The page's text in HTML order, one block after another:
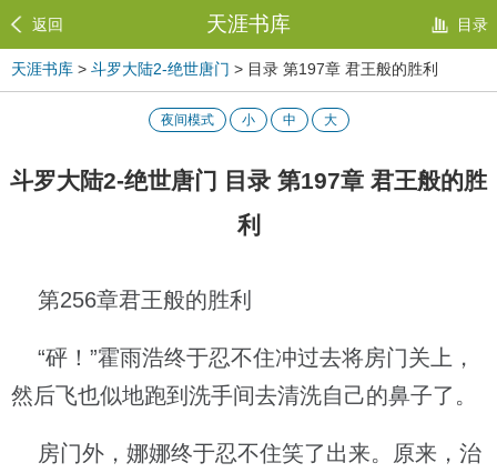
返回 天涯书库 目录
天涯书库 > 斗罗大陆2-绝世唐门 > 目录 第197章 君王般的胜利
夜间模式 小 中 大
斗罗大陆2-绝世唐门 目录 第197章 君王般的胜
利
第256章君王般的胜利
“砰！”霍雨浩终于忍不住冲过去将房门关上，
然后飞也似地跑到洗手间去清洗自己的鼻子了。
房门外，娜娜终于忍不住笑了出来。原来，治